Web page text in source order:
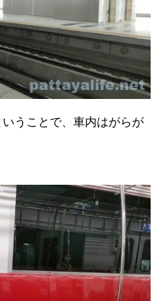
うことで、車内はがらが